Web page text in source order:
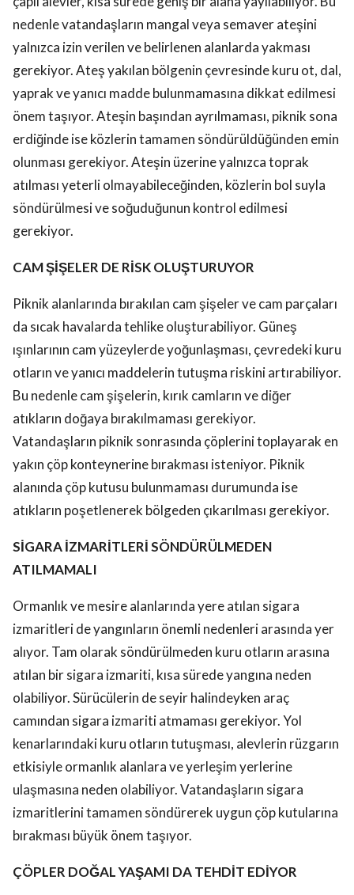
nedenle vatandaşların mangal veya semaver ateşini
yalnızca izin verilen ve belirlenen alanlarda yakması
gerekiyor. Ateş yakılan bölgenin çevresinde kuru ot, dal,
yaprak ve yanıcı madde bulunmamasına dikkat edilmesi
önem taşıyor. Ateşin başından ayrılmaması, piknik sona
erdiğinde ise közlerin tamamen söndürüldüğünden emin
olunması gerekiyor. Ateşin üzerine yalnızca toprak
atılması yeterli olmayabileceğinden, közlerin bol suyla
söndürülmesi ve soğuduğunun kontrol edilmesi
gerekiyor.
CAM ŞİŞELER DE RİSK OLUŞTURUYOR
Piknik alanlarında bırakılan cam şişeler ve cam parçaları
da sıcak havalarda tehlike oluşturabiliyor. Güneş
ışınlarının cam yüzeylerde yoğunlaşması, çevredeki kuru
otların ve yanıcı maddelerin tutuşma riskini artırabiliyor.
Bu nedenle cam şişelerin, kırık camların ve diğer
atıkların doğaya bırakılmaması gerekiyor.
Vatandaşların piknik sonrasında çöplerini toplayarak en
yakın çöp konteynerine bırakması isteniyor. Piknik
alanında çöp kutusu bulunmaması durumunda ise
atıkların poşetlenerek bölgeden çıkarılması gerekiyor.
SİGARA İZMARİTLERİ SÖNDÜRÜLMEDEN
ATILMAMALI
Ormanlık ve mesire alanlarında yere atılan sigara
izmaritleri de yangınların önemli nedenleri arasında yer
alıyor. Tam olarak söndürülmeden kuru otların arasına
atılan bir sigara izmariti, kısa sürede yangına neden
olabiliyor. Sürücülerin de seyir halindeyken araç
camından sigara izmariti atmaması gerekiyor. Yol
kenarlarındaki kuru otların tutuşması, alevlerin rüzgarın
etkisiyle ormanlık alanlara ve yerleşim yerlerine
ulaşmasına neden olabiliyor. Vatandaşların sigara
izmaritlerini tamamen söndürerek uygun çöp kutularına
bırakması büyük önem taşıyor.
ÇÖPLER DOĞAL YAŞAMI DA TEHDİT EDİYOR